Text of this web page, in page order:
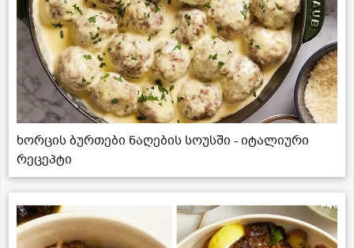
ხორცის ბურთები ნაღების სოუსში - იტალიური
რეცეპტი